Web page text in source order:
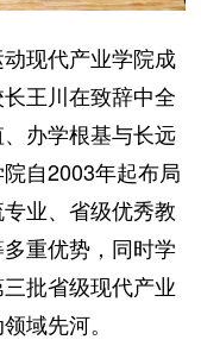
现代产业学院成
王川在致辞中全
办学根基与长远
自2003年起布局
业、省级优秀教
重优势，同时学
批省级现代产业
域先河。